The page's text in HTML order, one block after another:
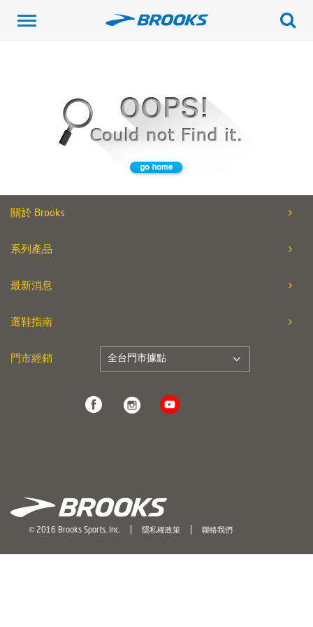
Toggle
關於 Brooks
系列產品
最新消息
選鞋指南
門市經銷 全台門市據點
© 2016 Brooks Sports, Inc. 隱私權政策 聯絡我們